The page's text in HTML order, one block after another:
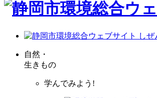
自然・
生きもの
学んでみよう!